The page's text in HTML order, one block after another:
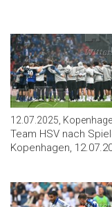
12.07.2025,
Team HSV nach
Kopenhagen,